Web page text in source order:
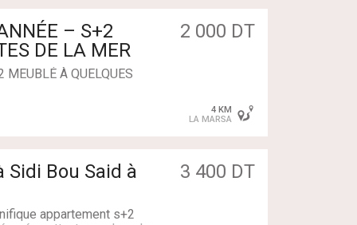
)
sur les numéros suiva
DE LA MER
2 000 DT
MEUBLÉ À QUELQUES
S+2
4 KM
LA MARSA
Sidi Bou Said à
3 400 DT
appartement s+2